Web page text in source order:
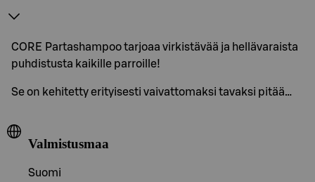
CORE Partashampoo tarjoaa virkistävää ja hellävaraista
puhdistusta kaikille parroille!
Se on kehitetty erityisesti vaivattomaksi tavaksi pitää…
Valmistusmaa
Suomi